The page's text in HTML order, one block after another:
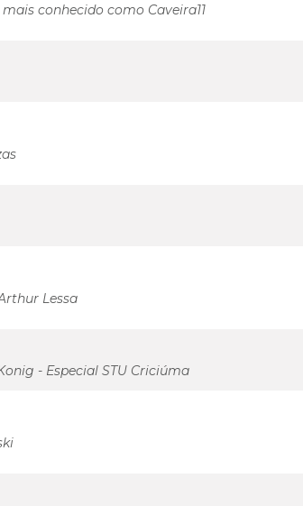
conhecido como Caveira11
Lessa
- Especial STU Criciúma